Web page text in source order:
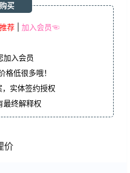
荐 加入会员☜
买
加入会员
格低很多哦！
实体签约授权
最终解释权
价